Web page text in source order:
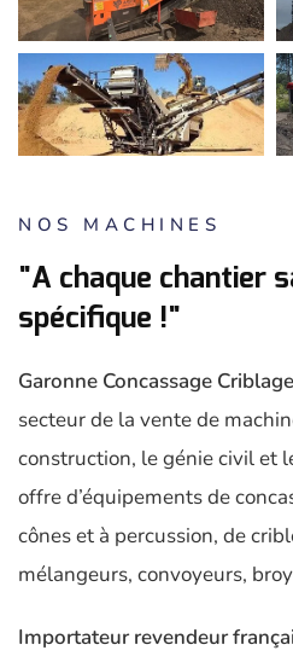
NOS MACHINES
"A chaque chantier
spécifique !"
Garonne Concassage Criblage
secteur de la vente de
construction, le génie civil et
offre d’équipements de
cônes et à percussion, de
mélangeurs, convoyeurs,
Importateur revendeur